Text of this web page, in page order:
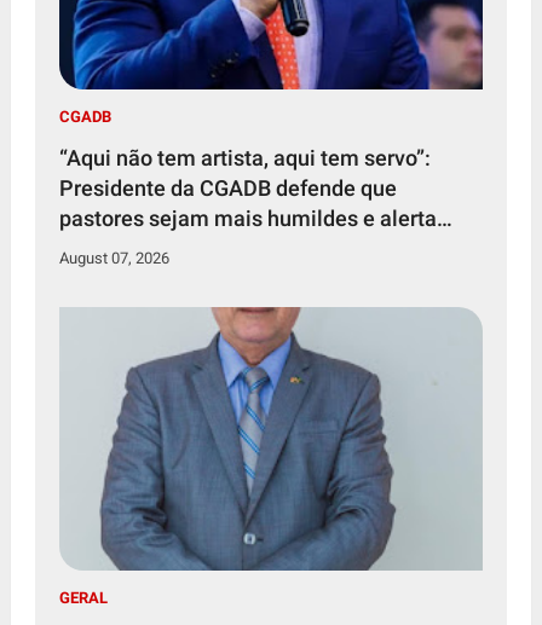
CGADB
“Aqui não tem artista, aqui tem servo”:
Presidente da CGADB defende que
pastores sejam mais humildes e alerta
para soberba no púlpito
August 07, 2026
GERAL